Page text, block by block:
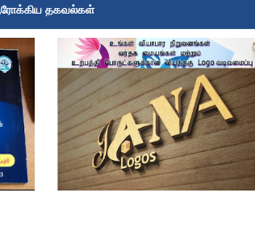
தகவல்கள்